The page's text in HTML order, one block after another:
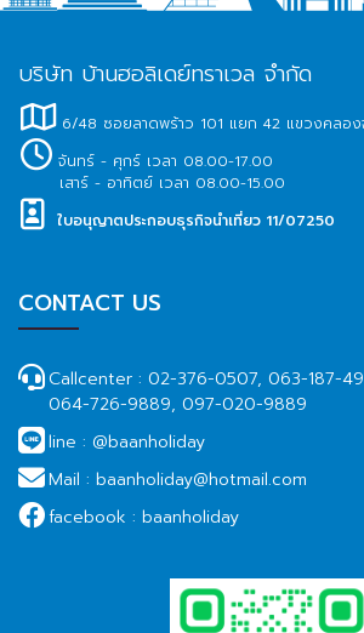
บริษัท บ้านฮอลิเดย์ทราเวล จำกัด
6/48 ซอยลาดพร้าว 101 แยก 42 แขวงคลอง
จันทร์ - ศุกร์ เวลา 08.00-17.00
เสาร์ - อาทิตย์ เวลา 08.00-15.00
ใบอนุญาตประกอบธุรกิจนำเที่ยว 11/07250
CONTACT US
Callcenter : 02-376-0507, 063-187-
064-726-9889, 097-020-9889
line : @baanholiday
Mail : baanholiday@hotmail.com
facebook : baanholiday